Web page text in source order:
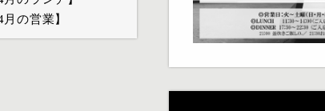
月の営業】